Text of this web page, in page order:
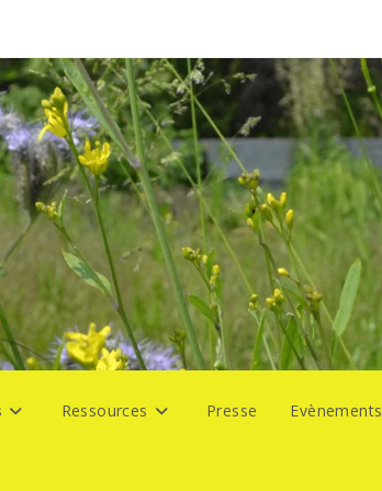
Ressources Presse Evènements